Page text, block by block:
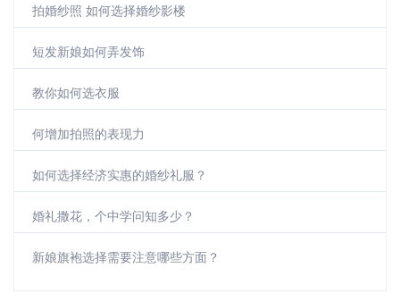
拍婚纱照 如何选择婚纱影楼
短发新娘如何弄发饰
教你如何选衣服
何增加拍照的表现力
如何选择经济实惠的婚纱礼服？
婚礼撒花，个中学问知多少？
新娘旗袍选择需要注意哪些方面？